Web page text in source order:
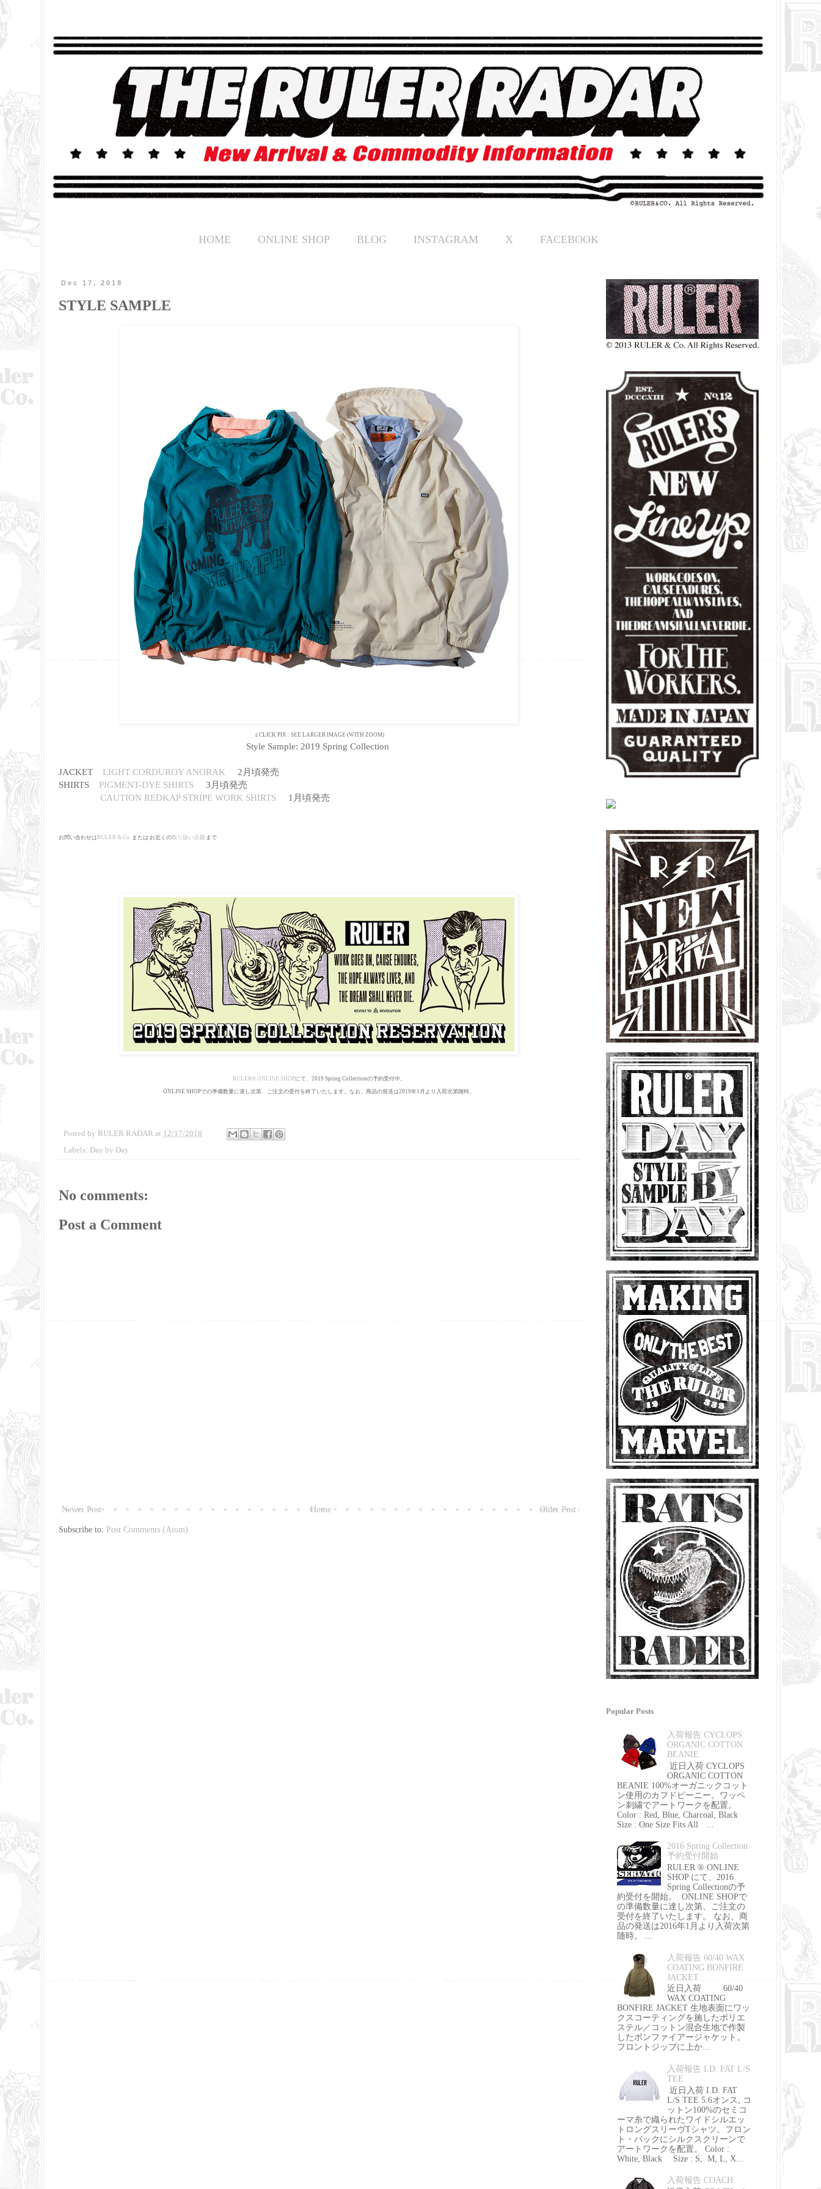
HOME ONLINE SHOP BLOG INSTAGRAM X FACEBOOK
Dec 17, 2018
STYLE SAMPLE
☝ CLICK PIX : SEE LARGER IMAGE (WITH ZOOM)
Style Sample: 2019 Spring Collection
JACKET LIGHT CORDUROY ANORAK
2月頃発売
SHIRTS PIGMENT-DYE SHIRTS 3月頃発売
CAUTION REDKAP STRIPE WORK SHIRTS 1月頃発売
お問い合わせは RULER & Co. または お近くの 取り扱い店舗 まで
RULER® ONLINE SHOPにて、 2019 Spring Collectionの予約受付中。
ONLINE SHOPでの準備数量に達し次第、ご注文の受付を終了いたします。なお、商品の発送は2019年1月より入荷次第随時。
Posted by RULER RADAR at 12/17/2018
Labels: Day by Day
No comments:
Post a Comment
Newer Post Older Post
Home
Subscribe to: Post Comments (Atom)
Popular Posts
入荷報告 CYCLOPS
ORGANIC COTTON
BEANIE
近日入荷 CYCLOPS
ORGANIC COTTON
BEANIE 100%オーガニックコット
ン使用のカフドビーニー。ワッペ
ン刺繍でアートワークを配置。
Color : Red, Blue, Charcoal, Black
Size : One Size Fits All ...
2016 Spring Collection
予約受付開始
RULER ® ONLINE
SHOP にて、2016
Spring Collectionの予
約受付を開始。 ONLINE SHOPで
の準備数量に達し次第、ご注文の
受付を終了いたします。 なお、商
品の発送は2016年1月より入荷次第
随時。 ...
入荷報告 60/40 WAX
COATING BONFIRE
JACKET
近日入荷 60/40
WAX COATING
BONFIRE JACKET 生地表面にワッ
クスコーティングを施したポリエ
ステル／コットン混合生地で作製
したボンファイアージャケット。
フロントジップに上か...
入荷報告 I.D. FAT L/S
TEE
近日入荷 I.D. FAT
L/S TEE 5.6オンス, コ
ットン100%のセミコ
ーマ糸で織られたワイドシルエッ
トロングスリーヴTシャツ。フロン
ト・バックにシルクスクリーンで
アートワークを配置。 Color :
White, Black Size : S, M, L, X...
入荷報告 COACH